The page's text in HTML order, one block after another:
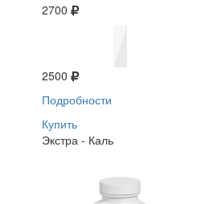
2700
2500
Подробности
Купить
Экстра - Каль